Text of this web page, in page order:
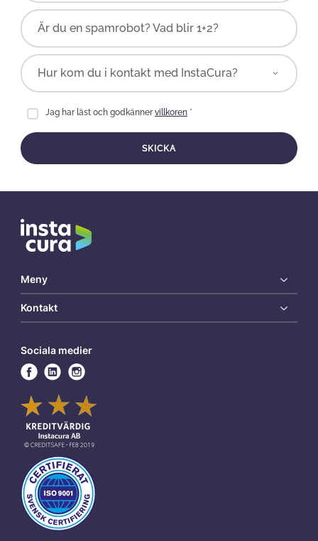
Är du en spamrobot? Vad blir 1+2?
Jag har läst och godkännervillkoren*
SKICKA
Meny
Kontakt
Sociala medier